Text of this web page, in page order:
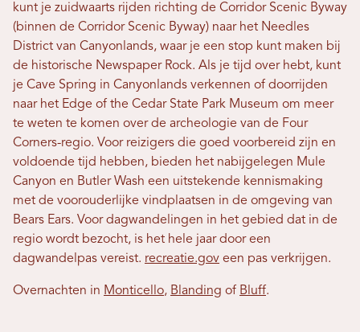
kunt je zuidwaarts rijden richting de Corridor Scenic Byway
(binnen de Corridor Scenic Byway) naar het Needles
District van Canyonlands, waar je een stop kunt maken bij
de historische Newspaper Rock. Als je tijd over hebt, kunt
je Cave Spring in Canyonlands verkennen of doorrijden
naar het Edge of the Cedar State Park Museum om meer
te weten te komen over de archeologie van de Four
Corners-regio. Voor reizigers die goed voorbereid zijn en
voldoende tijd hebben, bieden het nabijgelegen Mule
Canyon en Butler Wash een uitstekende kennismaking
met de voorouderlijke vindplaatsen in de omgeving van
Bears Ears. Voor dagwandelingen in het gebied dat in de
regio wordt bezocht, is het hele jaar door een
dagwandelpas vereist. recreatie.gov een pas verkrijgen.
Overnachten in Monticello, Blanding of Bluff.